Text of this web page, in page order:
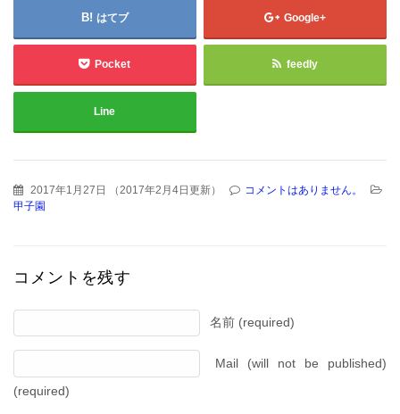
はてブ Google+
Pocket feedly
Line
2017年1月27日 （2017年2月4日更新）
コメントはありません。
甲子園
コメントを残す
名前 (required)
Mail (will not be published)
(required)